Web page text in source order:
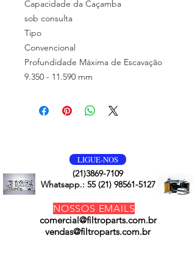
Capacidade da Caçamba
sob consulta
Tipo
Convencional
Profundidade Máxima de Escavação
9.350 - 11.590 mm
LIGUE-NOS
(21)3869-7109
Whatsapp.: 55 (21) 98561-5127
NOSSOS EMAILS
comercial@filtroparts.com.br
vendas@filtroparts.com.br